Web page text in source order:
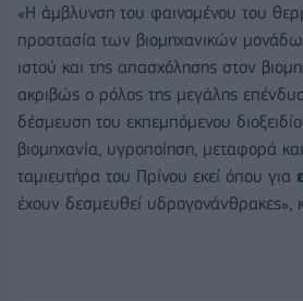
«Η άμβλυνση του φαινομένου του
προστασία των βιομηχανικών
ιστού και της απασχόλησης στον
ακριβώς ο ρόλος της μεγάλης
δέσμευση του εκπεμπόμενου
βιομηχανία, υγροποίηση, μεταφορά
ταμιευτήρα του Πρίνου εκεί όπου για
έχουν δεσμευθεί υδρογονάνθρακες»,